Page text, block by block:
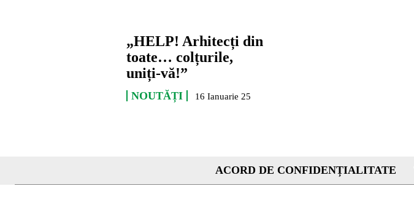
„HELP! Arhitecți din
toate… colțurile,
uniți-vă!”
NOUTĂȚI 16 Ianuarie 25
ACORD DE CONFIDENȚIALITATE